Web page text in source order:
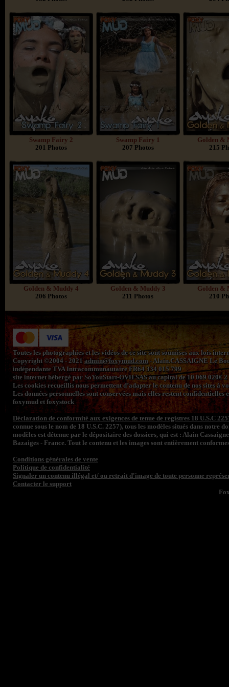
Swamp Fairy 2
201 Photos
Swamp Fairy 1
207 Photos
Golden &
215
Golden & Muddy 4
206 Photos
Golden & Muddy 3
211 Photos
Golden &
210
Toutes les photographies et les vidéos de ce site sont soumises aux lois
Copyright ©2004 - 2021admin@foxymud.com- Alain.CASSAIGNE Le
indépendante TVA Intracommunautaire FR64 334 015 799
site internet hébergé par SoYouStart-OVH SAS au capital de 10 069 020€
Les cookies recueillis nous permettent d’adapter le contenu de nos sites à
Les données personnelles sont conservées mais elles restent
foxymud et foxystock
Déclaration de conformité aux exigences de tenue de registres 18 U.S.C
connue sous le nom de 18 U.S.C. 2257), tous les modèles situés dans
modèles est détenue par le dépositaire des dossiers, qui est : Alain
Bazaiges - France. Tout le contenu et les images sont entièrement
Conditions générales de vente
Politique de confidentialité
Signaler un contenu illégal et/ ou retrait d'image de toute personne
Contacter le support